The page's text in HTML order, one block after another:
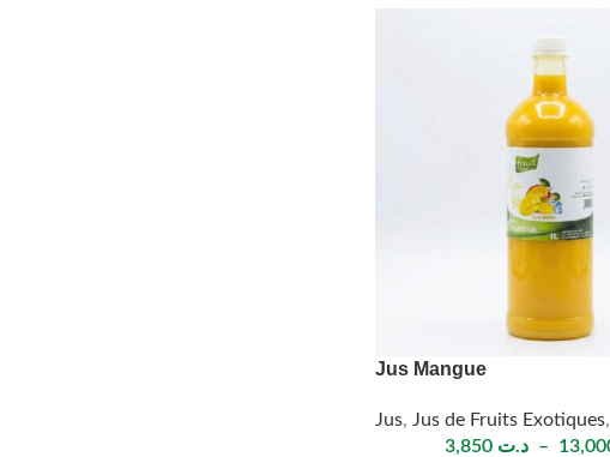
Jus Mangue
Jus, Jus de Fruits Exotiques,
د.ت 3,850 –